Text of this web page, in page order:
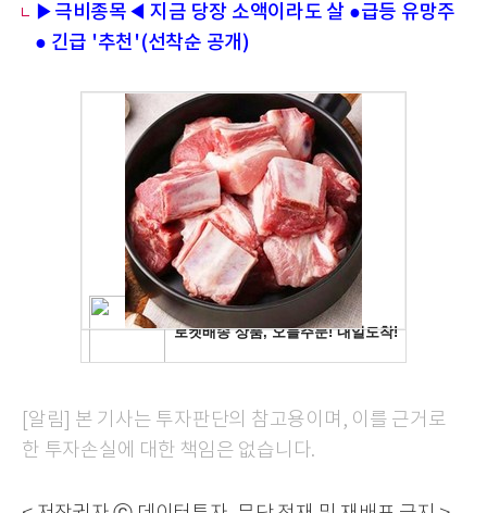
▶극비종목◀ 지금 당장 소액이라도 살 ●급등 유망주
● 긴급 '추천'(선착순 공개)
[알림] 본 기사는 투자판단의 참고용이며, 이를 근거로
한 투자손실에 대한 책임은 없습니다.